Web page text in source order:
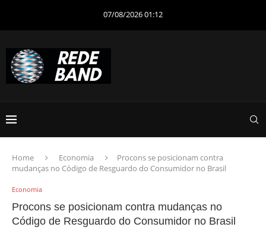
07/08/2026 01:12
Home Economia
Procons se posicionam contra
mudanças no Código de Resguardo do Consumidor no Brasil
Economia
Procons se posicionam contra mudanças no
Código de Resguardo do Consumidor no Brasil